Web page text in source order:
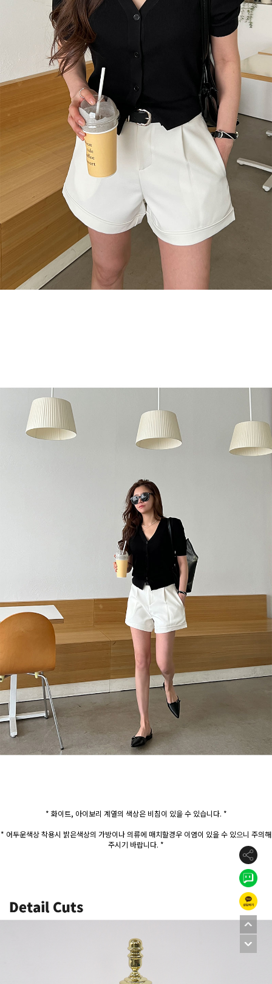
* 화이트, 아이보리 계열의 색상은 비침이 있을 수 있습니다. *
* 어두운색상 착용시 밝은색상의 가방이나 의류에 매치할경우 이염이 있을 수 있으니 주의해
주시기 바랍니다. *